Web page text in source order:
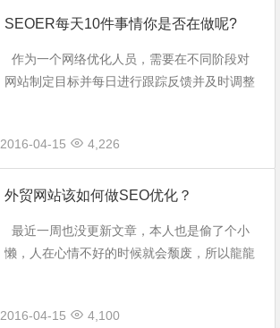
SEOER每天10件事情你是否在做呢?
作为一个网络优化人员，需要在不同阶段对
网站制定目标并每日进行跟踪反馈并及时调整
本。作为SEOER，下面的十件...
2016-04-15 4,226
外贸网站该如何做SEO优化？
最近一周也没更新文章，本人也是偷了个小
懒，人在心情不好的时候就会颓废，所以龍龍
持的，切不要让心 情影响你...
2016-04-15 4,100